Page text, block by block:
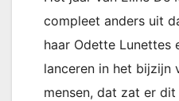
compleet anders uit
haar Odette Lunettes
lanceren in het bijzijn
mensen, dat zat er